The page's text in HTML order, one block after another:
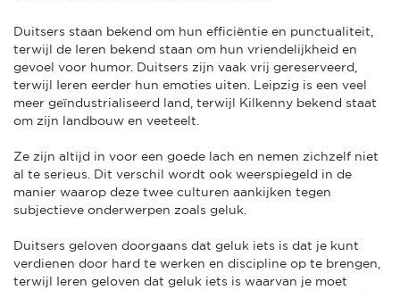
Duitsers staan bekend om hun efficiëntie en punctualiteit,
terwijl de Ieren bekend staan om hun vriendelijkheid en
gevoel voor humor. Duitsers zijn vaak vrij gereserveerd,
terwijl Ieren eerder hun emoties uiten. Leipzig is een veel
meer geïndustrialiseerd land, terwijl Kilkenny bekend staat
om zijn landbouw en veeteelt.
Ze zijn altijd in voor een goede lach en nemen zichzelf niet
al te serieus. Dit verschil wordt ook weerspiegeld in de
manier waarop deze twee culturen aankijken tegen
subjectieve onderwerpen zoals geluk.
Duitsers geloven doorgaans dat geluk iets is dat je kunt
verdienen door hard te werken en discipline op te brengen,
terwijl Ieren geloven dat geluk iets is waarvan je moet